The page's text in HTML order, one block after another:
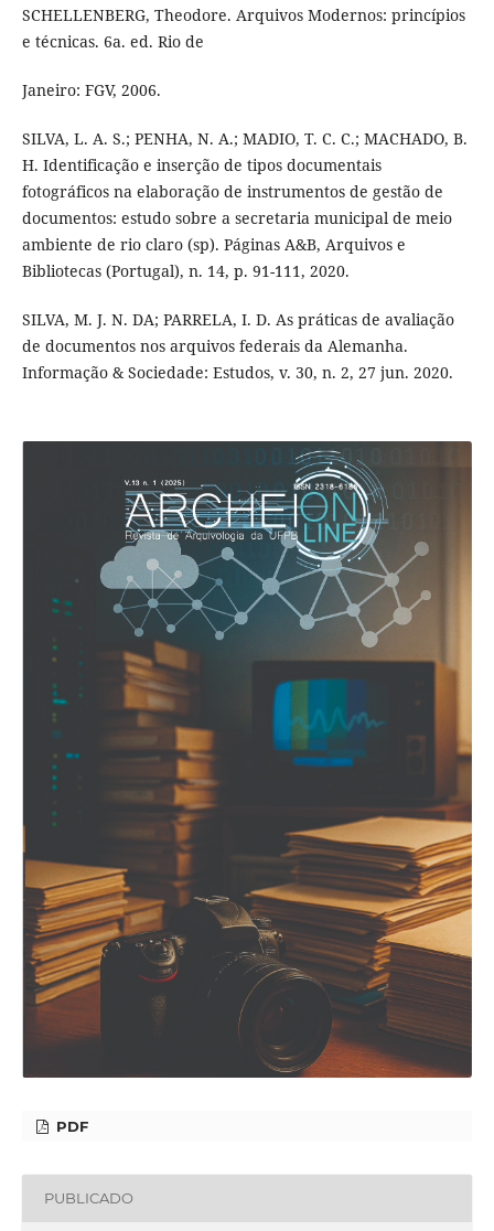
SCHELLENBERG, Theodore. Arquivos Modernos: princípios
e técnicas. 6a. ed. Rio de
Janeiro: FGV, 2006.
SILVA, L. A. S.; PENHA, N. A.; MADIO, T. C. C.; MACHADO, B.
H. Identificação e inserção de tipos documentais
fotográficos na elaboração de instrumentos de gestão de
documentos: estudo sobre a secretaria municipal de meio
ambiente de rio claro (sp). Páginas A&B, Arquivos e
Bibliotecas (Portugal), n. 14, p. 91-111, 2020.
SILVA, M. J. N. DA; PARRELA, I. D. As práticas de avaliação
de documentos nos arquivos federais da Alemanha.
Informação & Sociedade: Estudos, v. 30, n. 2, 27 jun. 2020.
PDF
PUBLICADO